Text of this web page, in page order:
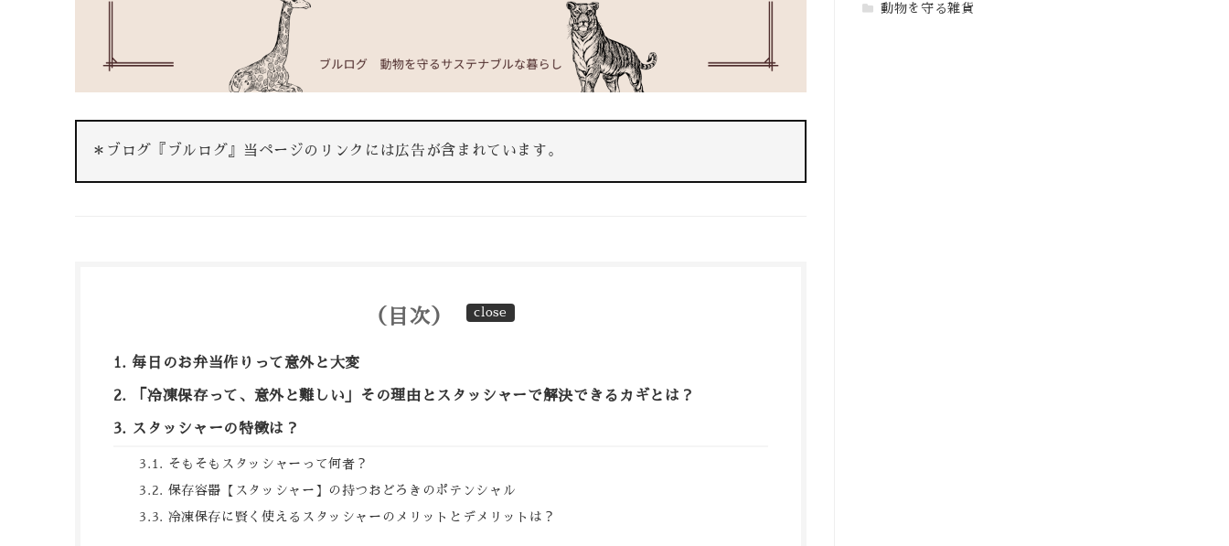
＊ブログ『ブルログ』当ページのリンクには広告が含まれています。
（目次）
毎日のお弁当作りって意外と大変
「冷凍保存って、意外と難しい」その理由とスタッシャーで解決できるカギとは？
スタッシャーの特徴は？
そもそもスタッシャーって何者？
保存容器【スタッシャー】の持つおどろきのポテンシャル
冷凍保存に賢く使えるスタッシャーのメリットとデメリットは？
動物を守る雑貨